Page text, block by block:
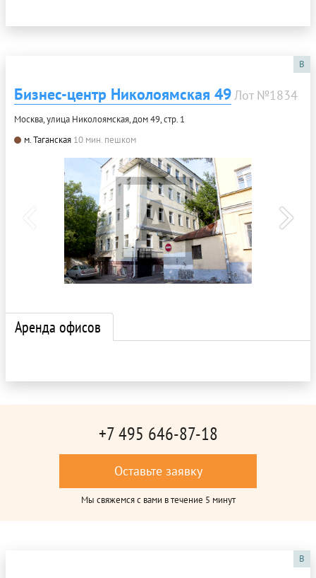
B
Бизнес-центр Николоямская 49Лот №1834
Москва, улица Николоямская, дом 49, стр. 1
м. Таганская 10 мин. пешком
Аренда офисов
+7 495 646-87-18
Оставьте заявку
Мы свяжемся с вами в течение 5 минут
B